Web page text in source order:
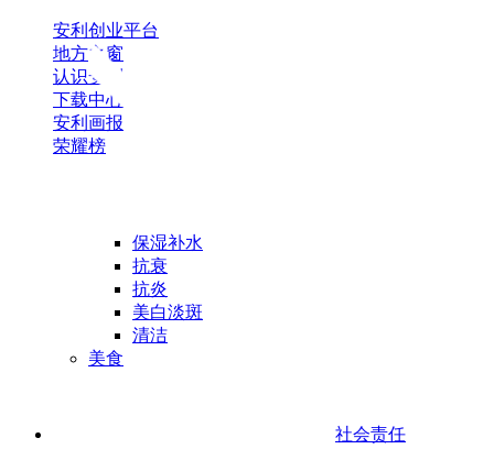
安利创业平台
地方之窗
认识安利
下载中心
安利画报
荣耀榜
社会责任
保湿补水
抗衰
抗炎
美白淡斑
清洁
美食